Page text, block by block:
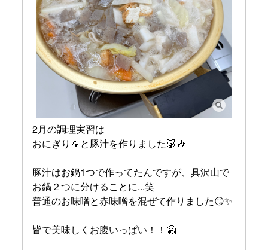
2月の調理実習は
おにぎり🍙と豚汁を作りました🐷🎶
豚汁はお鍋1つで作ってたんですが、具沢山で
お鍋２つに分けることに...笑
普通のお味噌と赤味噌を混ぜて作りました😏✨
皆で美味しくお腹いっぱい！！🤗